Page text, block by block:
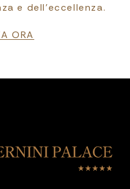
e dell’eccellenza.
ORA